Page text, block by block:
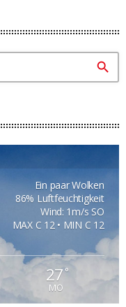
search
Ein paar Wolken
86% Luftfeuchtigkeit
Wind: 1m/s SO
MAX C 12 • MIN C 12
27°
MO